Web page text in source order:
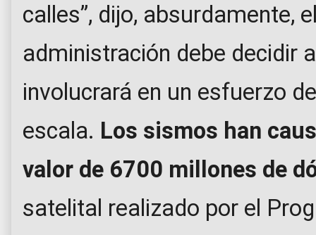
calles”, dijo, absurdamente,
administración debe decidir
involucrará en un esfuerzo
escala. Los sismos han
valor de 6700 millones de
satelital realizado por el